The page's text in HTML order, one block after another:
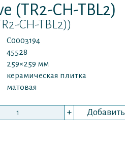
(TR2-CH-TBL2)
CH-TBL2))
С0003194
45528
259×259 мм
керамическая плитка
матовая
+ Добавить